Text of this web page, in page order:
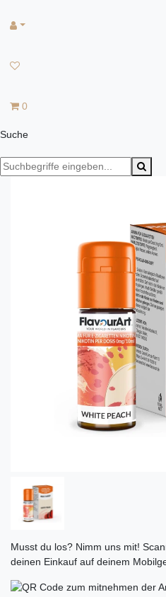
0
Suche
Musst du los? Nimm uns mit!
deinen Einkauf auf deinem